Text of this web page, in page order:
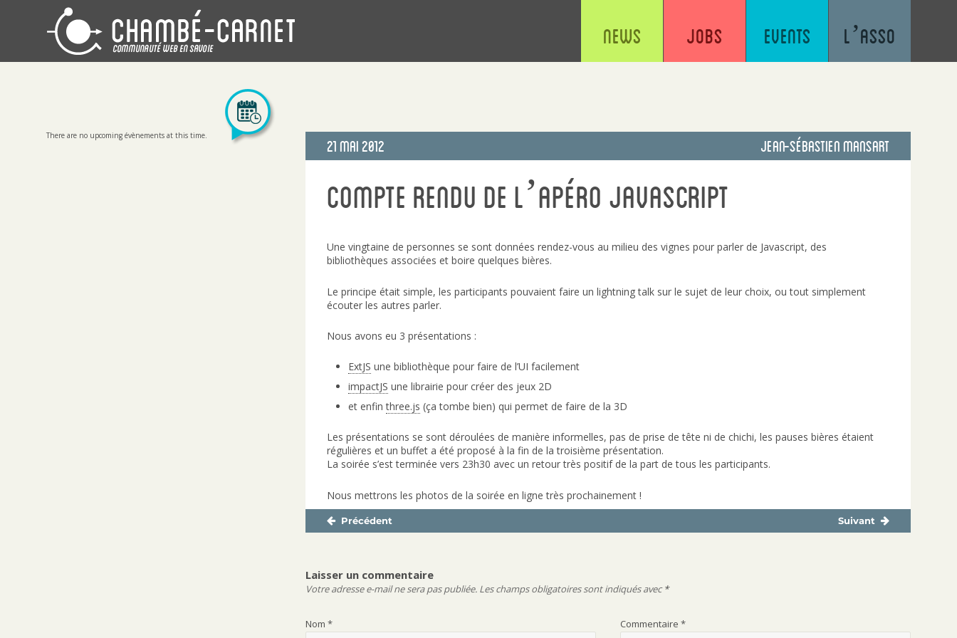
News Jobs Events L’asso
Publié
21 Mai 2012 Jean-sébastien Mansart
Compte rendu de l’Apéro Javascript
Une vingtaine de personnes se sont données rendez-vous au milieu des vignes pour parler de Javascript, des
bibliothèques associées et boire quelques bières.
Le principe était simple, les participants pouvaient faire un lightning talk sur le sujet de leur choix, ou tout simplement
écouter les autres parler.
Nous avons eu 3 présentations :
ExtJS une bibliothèque pour faire de l’UI facilement
impactJS une librairie pour créer des jeux 2D
et enfinthree.js (ça tombe bien) qui permet de faire de la 3D
Les présentations se sont déroulées de manière informelles, pas de prise de tête ni de chichi, les pauses bières étaient
régulières et un buffet a été proposé à la fin de la troisième présentation.
La soirée s’est terminée vers 23h30 avec un retour très positif de la part de tous les participants.
Nous mettrons les photos de la soirée en ligne très prochainement !
NavigationPrécédent Suivant
Laisser un commentaire
Votre adresse e-mail ne sera pas publiée. Les champs obligatoires sont indiqués avec*
Commentaire*
Nom*
There are no upcoming évènements at this time.